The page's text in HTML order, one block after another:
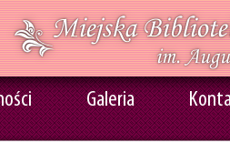
Galeria